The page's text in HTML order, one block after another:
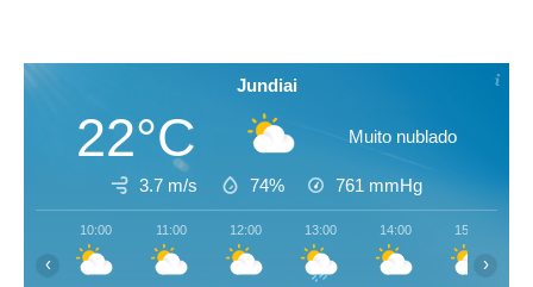
Jundiai
22°C Muito nublado
3.7 m/s 74% 761 mmHg
10:00 11:00 12:00 13:00 14:00 15:00
‹ ›